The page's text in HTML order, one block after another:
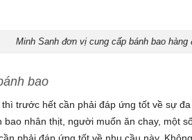
Minh Sanh đơn vị cung cấp bánh bao hàng
bao
thì trước hết cần phải đáp ứng tốt về sự
bao nhân thịt, người muốn ăn chay, một
phải đáp ứng tốt về nhu cầu này.